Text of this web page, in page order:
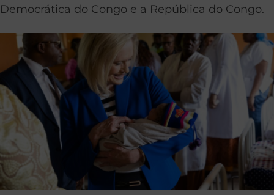
Democrática do Congo e a República do Congo.